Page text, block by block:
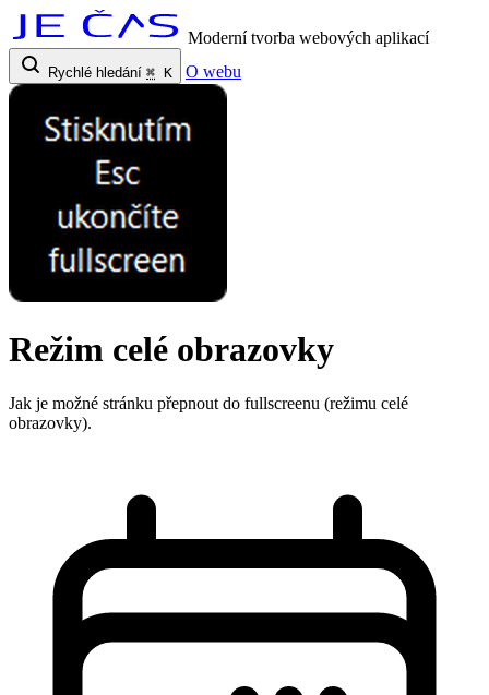
Moderní tvorba webových aplikací
Rychlé hledání ⌘ K O webu
Režim celé obrazovky
Jak je možné stránku přepnout do fullscreenu (režimu celé
obrazovky).